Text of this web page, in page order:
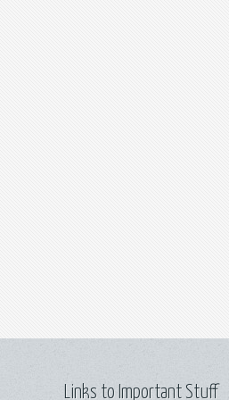
Links to Important Stuff